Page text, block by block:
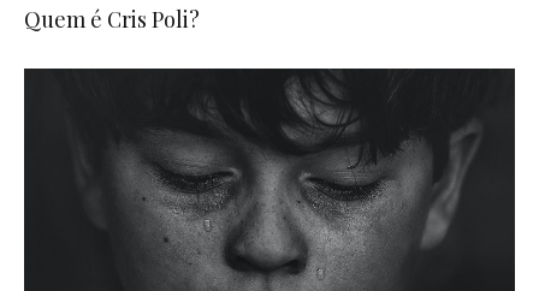
Quem é Cris Poli?